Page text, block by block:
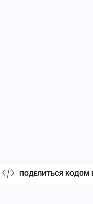
ПОДЕЛИТЬСЯ КОДОМ